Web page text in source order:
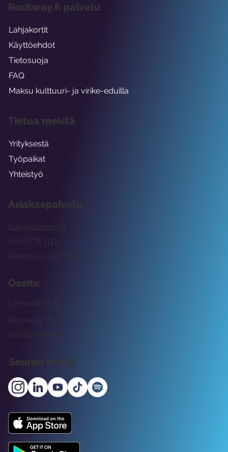
Asiakaspalvelu
tuki@rockway.fi
Arkisin klo 09:00 -15:00
045 7731 1111
Osoite
Rockway Oy
Lemuntie 3-5
00510 Helsinki
Seuraa meitä
Rockway.fi palvelu
Lahjakortit
Käyttöehdot
Tietosuoja
FAQ
Maksu kulttuuri- ja virike-eduilla
Tietoa meistä
Yrityksestä
Työpaikat
Yhteistyö